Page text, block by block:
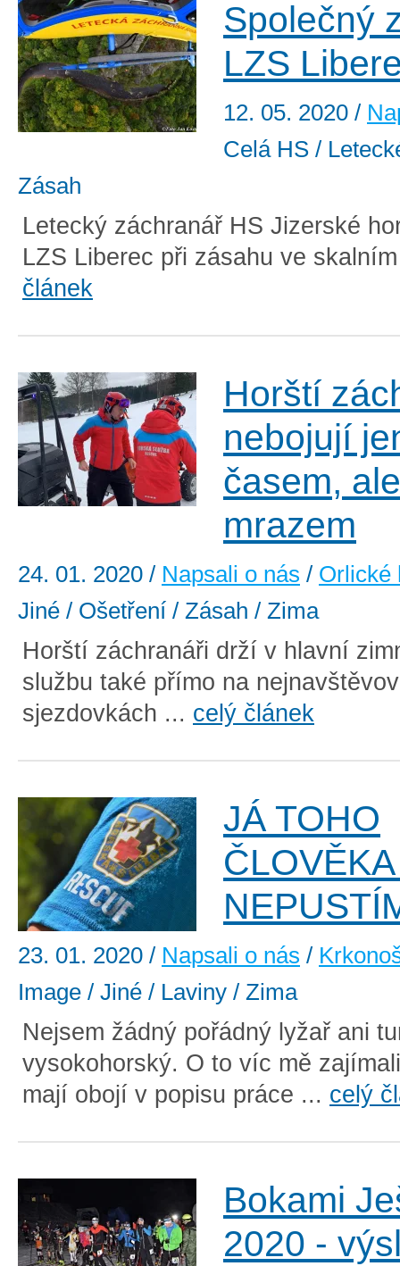
Společný
LZS
12. 05. 2020 /
Celá HS /
Zásah
Letecký záchranář HS Jizerské
LZS Liberec při zásahu ve
článek
Horští
nebojují
časem,
mrazem
24. 01. 2020 / Napsali o nás / Orlické
Jiné / Ošetření / Zásah / Zima
Horští záchranáři drží v hlavní
službu také přímo na
sjezdovkách ... celý článek
JÁ TOHO
23. 01. 2020 / Napsali o nás /
Image / Jiné / Laviny / Zima
Nejsem žádný pořádný lyžař ani
vysokohorský. O to víc mě
mají obojí v popisu práce ... celý
Bokami
2020 -